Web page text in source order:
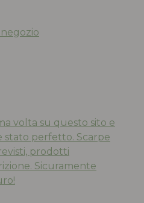
volta su questo sito e
stato perfetto. Scarpe
prodotti
Sicuramente